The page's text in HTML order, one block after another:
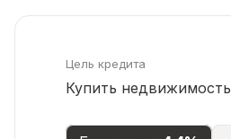
Цель кредита
Купить недвижимость